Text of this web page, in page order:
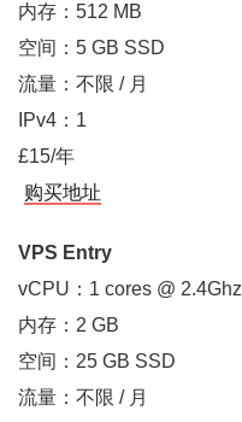
内存：512 MB
空间：5 GB SSD
流量：不限 / 月
IPv4：1
£15/年
购买地址
VPS Entry
vCPU：1 cores @ 2.4Ghz
内存：2 GB
空间：25 GB SSD
流量：不限 / 月